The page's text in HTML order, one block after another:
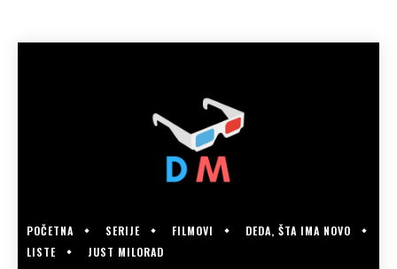
POČETNA SERIJE FILMOVI
DEDA, ŠTA IMA NOVO
LISTE
JUST MILORAD